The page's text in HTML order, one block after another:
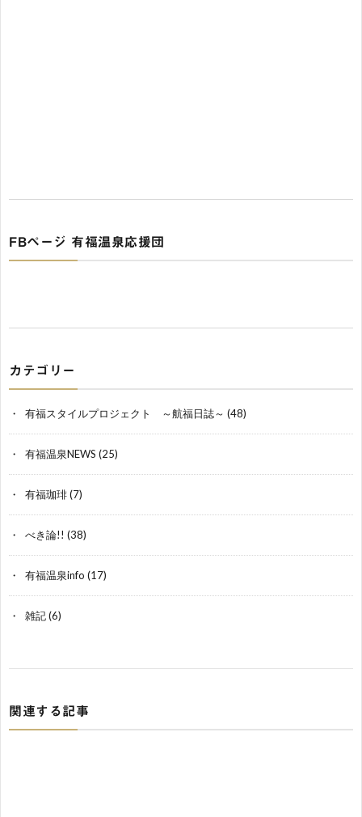
FBページ 有福温泉応援団
カテゴリー
有福スタイルプロジェクト ～航福日誌～ (48)
有福温泉NEWS (25)
有福珈琲(7)
べき論!! (38)
有福温泉info (17)
雑記(6)
関連する記事